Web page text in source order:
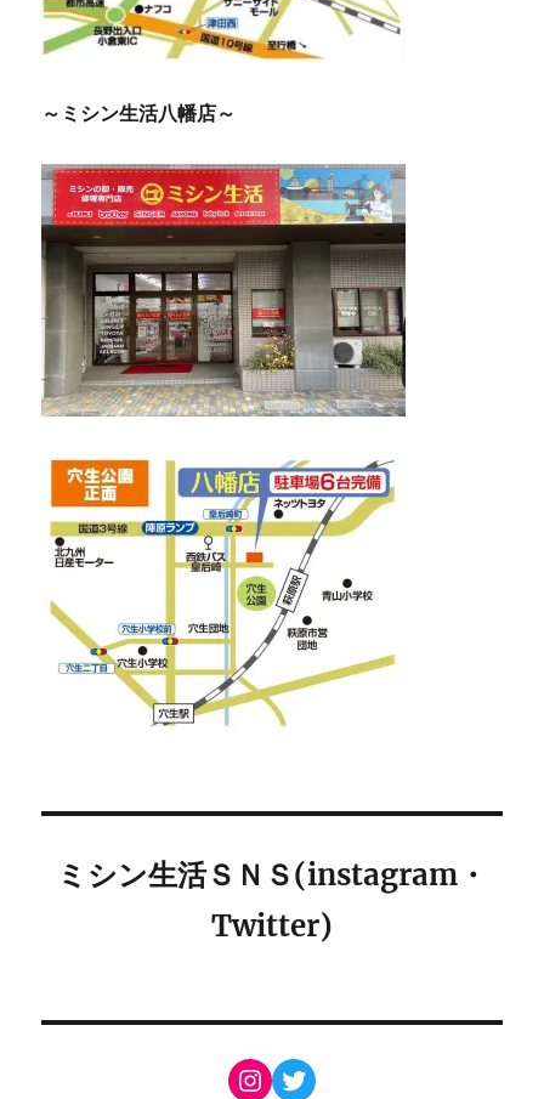
～ミシン生活八幡店～
ミシン生活ＳＮＳ(instagram・
Twitter)
Instagram
Twitter